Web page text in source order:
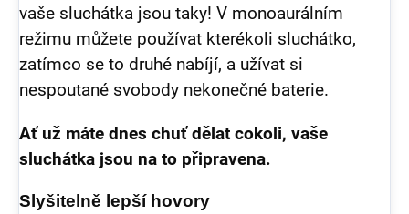
vaše sluchátka jsou taky! V monoaurálním
režimu můžete používat kterékoli sluchátko,
zatímco se to druhé nabíjí, a užívat si
nespoutané svobody nekonečné baterie.
Ať už máte dnes chuť dělat cokoli, vaše
sluchátka jsou na to připravena.
Slyšitelně lepší hovory